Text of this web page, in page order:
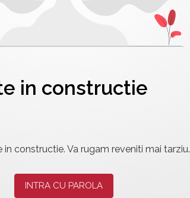
in constructie
in constructie. Va rugam reveniti mai tarziu.
INTRA CU PAROLA